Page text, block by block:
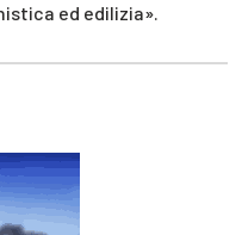
ed edilizia».